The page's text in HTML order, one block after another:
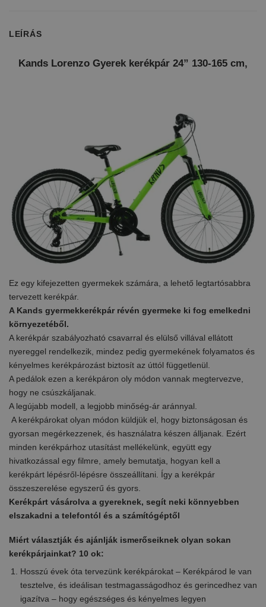
LEÍRÁS
Kands Lorenzo Gyerek kerékpár 24” 130-165 cm,
Ez egy kifejezetten gyermekek számára, a lehető legtartósabbra
tervezett kerékpár.
A Kands gyermekkerékpár révén gyermeke ki fog emelkedni
környezetéből.
A kerékpár szabályozható csavarral és elülső villával ellátott
nyereggel rendelkezik, mindez pedig gyermekének folyamatos és
kényelmes kerékpározást biztosít az úttól függetlenül.
A pedálok ezen a kerékpáron oly módon vannak megtervezve,
hogy ne csúszkáljanak.
A legújabb modell, a legjobb minőség-ár aránnyal.
A kerékpárokat olyan módon küldjük el, hogy biztonságosan és
gyorsan megérkezzenek, és használatra készen álljanak. Ezért
minden kerékpárhoz utasítást mellékelünk, együtt egy
hivatkozással egy filmre, amely bemutatja, hogyan kell a
kerékpárt lépésről-lépésre összeállítani. Így a kerékpár
összeszerelése egyszerű és gyors.
Kerékpárt vásárolva a gyereknek, segít neki könnyebben
elszakadni a telefontól és a számítógéptől
Miért választják és ajánlják ismerőseiknek olyan sokan
kerékpárjainkat? 10 ok:
Hosszú évek óta tervezünk kerékpárokat – Kerékpárod le van
tesztelve, és ideálisan testmagasságodhoz és gerincedhez van
igazítva – hogy egészséges és kényelmes legyen